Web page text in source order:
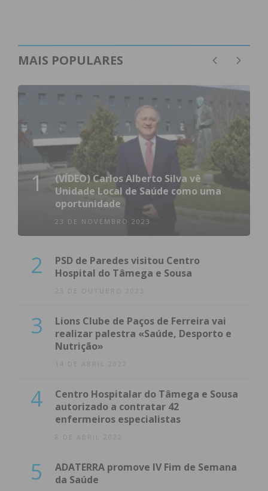
MAIS POPULARES
1
(VÍDEO) Carlos Alberto Silva vê
Unidade Local de Saúde como uma
oportunidade
23 DE NOVEMBRO 2023
2
PSD de Paredes visitou Centro
Hospital do Tâmega e Sousa
23 DE OUTUBRO 2023
3
Lions Clube de Paços de Ferreira vai
realizar palestra «Saúde, Desporto e
Nutrição»
14 DE ABRIL 2022
4
Centro Hospitalar do Tâmega e Sousa
autorizado a contratar 42
enfermeiros especialistas
8 DE ABRIL 2022
5
ADATERRA promove IV Fim de Semana
da Saúde